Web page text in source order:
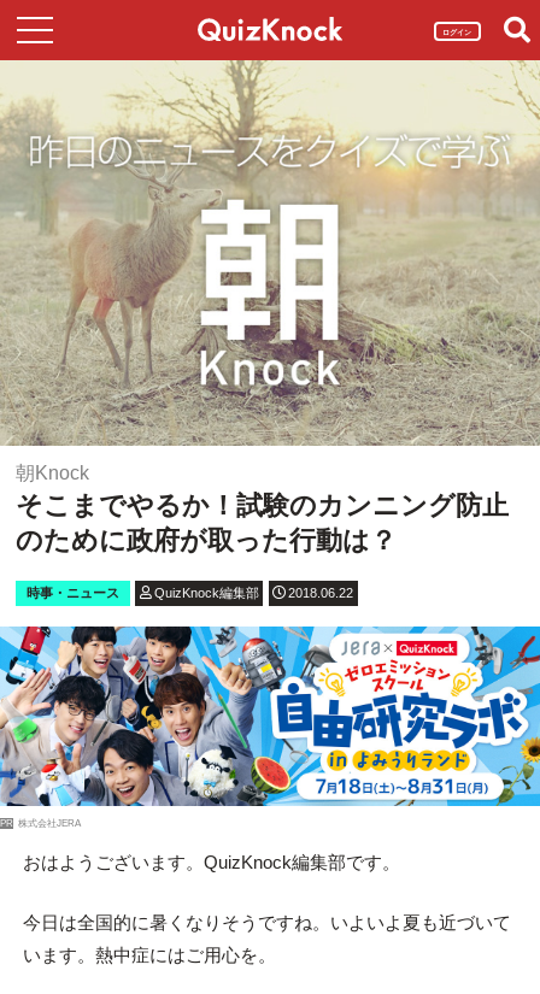
ログイン
朝Knock
そこまでやるか！試験のカンニング防止
のために政府が取った行動は？
時事・ニュース QuizKnock編集部 2018.06.22
PR 株式会社JERA
おはようございます。QuizKnock編集部です。
今日は全国的に暑くなりそうですね。いよいよ夏も近づいて
います。熱中症にはご用心を。